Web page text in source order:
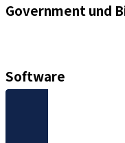
Government und
Software